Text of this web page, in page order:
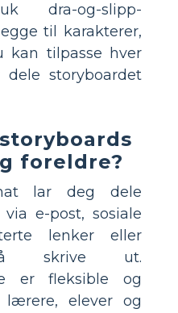
dra-og-slipp-
til karakterer,
kan tilpasse hver
storyboardet
foreldre?
lar deg dele
e-post, sosiale
lenker eller
skrive ut.
er fleksible og
elever og